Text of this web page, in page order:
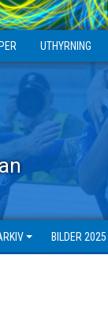
UTHYRNING
BILDER 2025